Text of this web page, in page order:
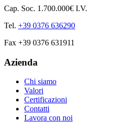
Cap. Soc. 1.700.000€ I.V.
Tel. +39 0376 636290
Fax +39 0376 631911
Azienda
Chi siamo
Valori
Certificazioni
Contatti
Lavora con noi